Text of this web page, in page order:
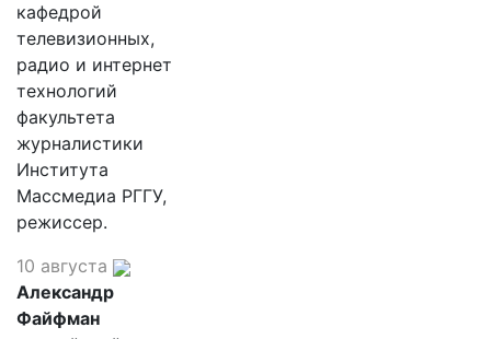
кафедрой
телевизионных,
радио и интернет
технологий
факультета
журналистики
Института
Массмедиа РГГУ,
режиссер.
10 августа
Александр
Файфман